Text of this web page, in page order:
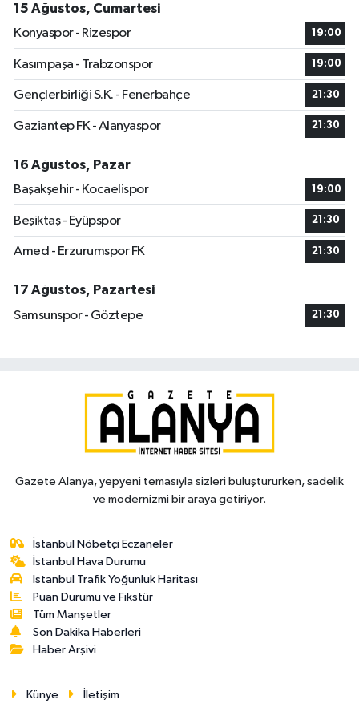
15 Ağustos, Cumartesi
Konyaspor - Rizespor
19:00
Kasımpaşa - Trabzonspor 19:00
Gençlerbirliği S.K. - Fenerbahçe 21:30
Gaziantep FK - Alanyaspor 21:30
16 Ağustos, Pazar
Başakşehir - Kocaelispor
19:00
Beşiktaş - Eyüpspor 21:30
Amed - Erzurumspor FK 21:30
17 Ağustos, Pazartesi
Samsunspor - Göztepe
21:30
Gazete Alanya, yepyeni temasıyla sizleri buluştururken, sadelik
ve modernizmi bir araya getiriyor.
İstanbul Nöbetçi Eczaneler
İstanbul Hava Durumu
İstanbul Trafik Yoğunluk Haritası
Puan Durumu ve Fikstür
Tüm Manşetler
Son Dakika Haberleri
Haber Arşivi
Künye İletişim